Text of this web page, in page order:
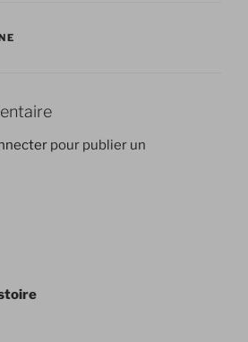
pour publier un